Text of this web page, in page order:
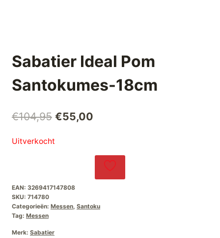
Sabatier Ideal Pom
Santokumes-18cm
€104,95 Oorspronkelijke
€55,00
€55,00.
Uitverkocht
EAN: 3269417147808
SKU: 714780
Categorieën: Messen, Santoku
Tag: Messen
Merk: Sabatier